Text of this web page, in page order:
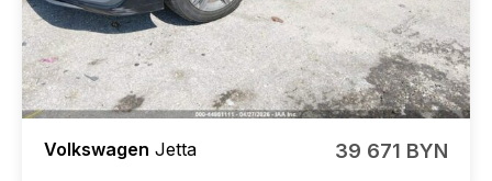
Volkswagen Jetta 39 671 BYN